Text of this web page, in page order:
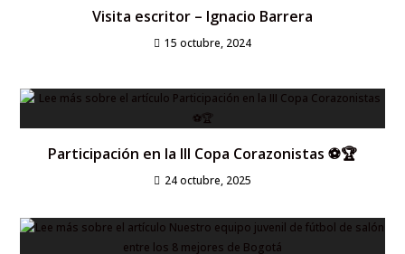
Visita escritor – Ignacio Barrera
15 octubre, 2024
Participación en la III Copa Corazonistas ⚽🏆
24 octubre, 2025